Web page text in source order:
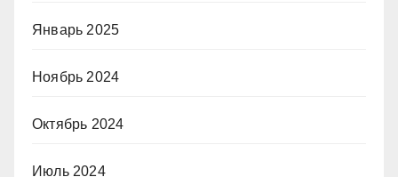
Январь 2025
Ноябрь 2024
Октябрь 2024
Июль 2024